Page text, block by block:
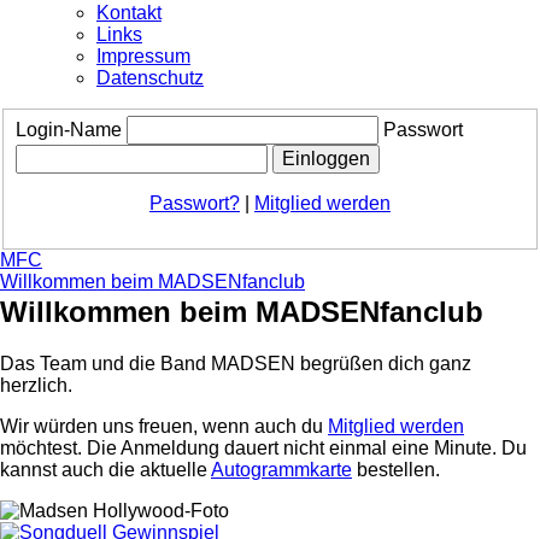
Kontakt
Links
Impressum
Datenschutz
Login-Name Passwort
Passwort? Mitglied werden
MFC
Willkommen beim MADSENfanclub
Willkommen beim MADSENfanclub
Das Team und die Band MADSEN begrüßen dich ganz
herzlich.
Wir würden uns freuen, wenn auch du Mitglied werden
möchtest. Die Anmeldung dauert nicht einmal eine Minute. Du
kannst auch die aktuelleAutogrammkarte bestellen.